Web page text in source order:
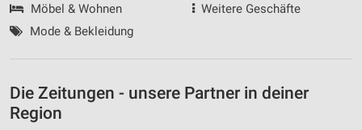
Möbel & Wohnen
Mode & Bekleidung
Weitere Geschäfte
Die Zeitungen - unsere Partner in deiner
Region